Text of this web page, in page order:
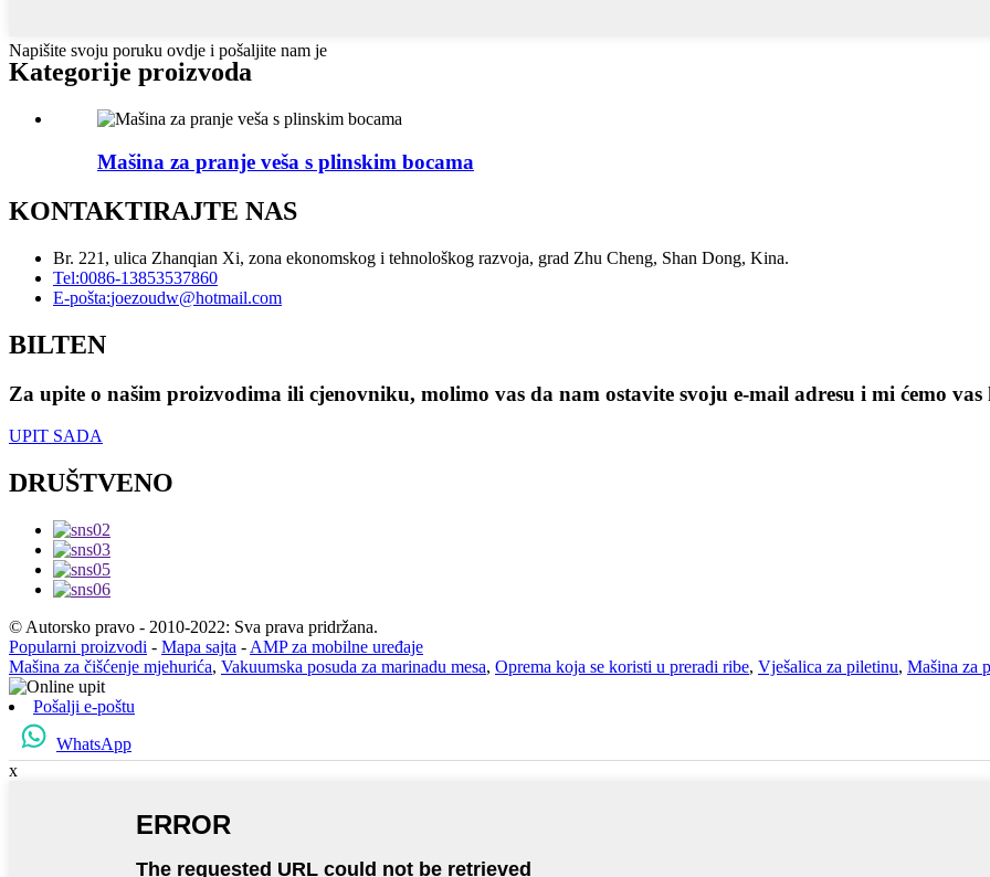
Napišite svoju poruku ovdje i pošaljite nam je
Kategorije proizvoda
Mašina za pranje veša s plinskim bocama
KONTAKTIRAJTE NAS
Br. 221, ulica Zhanqian Xi, zona ekonomskog i tehnološkog razvoja, grad Zhu Cheng, Shan Dong, Kina.
Tel:0086-13853537860
E-pošta:joezoudw@hotmail.com
BILTEN
Za upite o našim proizvodima ili cjenovniku, molimo vas da nam ostavite svoju e-mail adresu i mi ćemo
UPIT SADA
DRUŠTVENO
© Autorsko pravo - 2010-2022: Sva prava pridržana.
Popularni proizvodi - Mapa sajta - AMP za mobilne uređaje
Mašina za čišćenje mjehurića, Vakuumska posuda za marinadu mesa, Oprema koja se koristi u preradi ribe, Vješalica za piletinu, Mašina za
Pošalji e-poštu
WhatsApp
x